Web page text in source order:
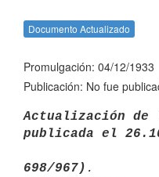
Documento Actualizado
Promulgación: 04/12/1933
Publicación: No fue
Actualización
publicada el
698/967)